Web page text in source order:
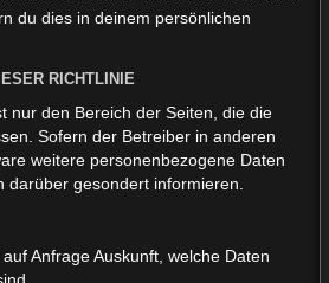
du dies in deinem persönlichen
RICHTLINIE
nur den Bereich der Seiten, die die
Sofern der Betreiber in anderen
weitere personenbezogene Daten
darüber gesondert informieren.
Anfrage Auskunft, welche Daten